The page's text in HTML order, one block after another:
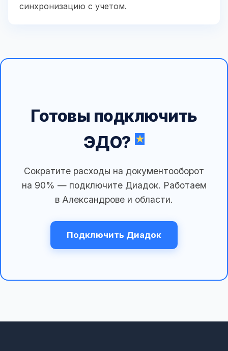
синхронизацию с учетом.
Готовы подключить
ЭДО?
Сократите расходы на документооборот
на 90% — подключите Диадок. Работаем
в Александрове и области.
Подключить Диадок